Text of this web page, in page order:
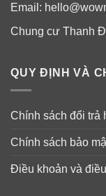
Email:
Chung cư Thanh
QUY ĐỊNH VÀ
Chính sách đổi trả
Chính sách bảo
Điều khoản và